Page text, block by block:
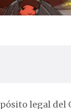
legal del